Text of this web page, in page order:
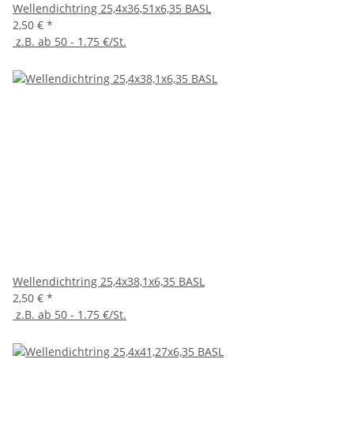
Wellendichtring 25,4x36,51x6,35 BASL
2,50 € *
z.B. ab 50 - 1.75 €/St.
Wellendichtring 25,4x38,1x6,35 BASL
2,50 € *
z.B. ab 50 - 1.75 €/St.